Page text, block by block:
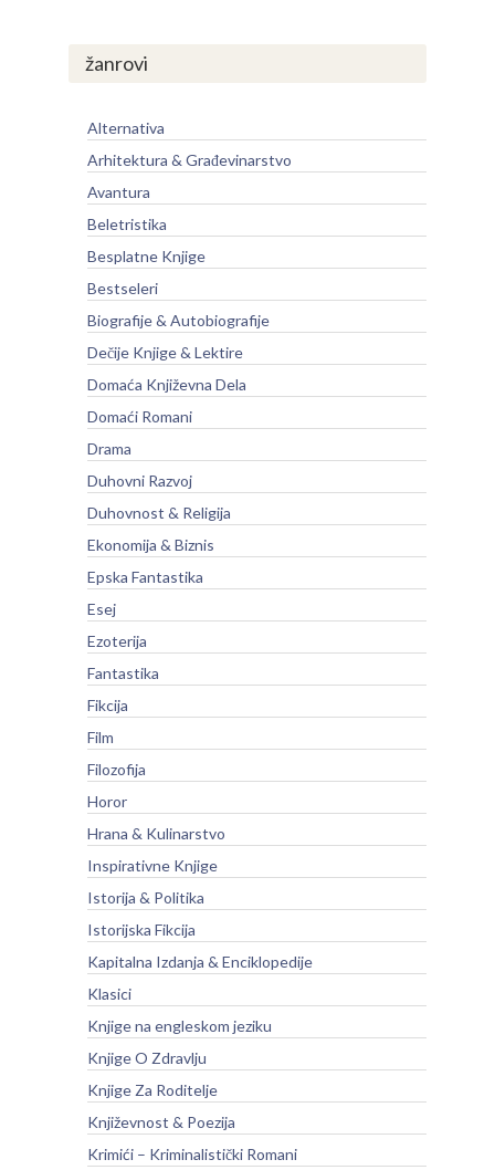
žanrovi
Alternativa
Arhitektura & Građevinarstvo
Avantura
Beletristika
Besplatne Knjige
Bestseleri
Biografije & Autobiografije
Dečije Knjige & Lektire
Domaća Književna Dela
Domaći Romani
Drama
Duhovni Razvoj
Duhovnost & Religija
Ekonomija & Biznis
Epska Fantastika
Esej
Ezoterija
Fantastika
Fikcija
Film
Filozofija
Horor
Hrana & Kulinarstvo
Inspirativne Knjige
Istorija & Politika
Istorijska Fikcija
Kapitalna Izdanja & Enciklopedije
Klasici
Knjige na engleskom jeziku
Knjige O Zdravlju
Knjige Za Roditelje
Književnost & Poezija
Krimići – Kriminalistički Romani